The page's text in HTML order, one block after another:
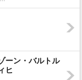
ーン・バルトル
ヒ